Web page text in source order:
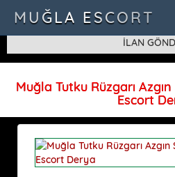
SQLSTATE[42000]: Syntax error or
character set: 'uf8'
MUĞLA ESCORT
İLAN
Muğla Tutku Rüzgarı Azgın
Escort